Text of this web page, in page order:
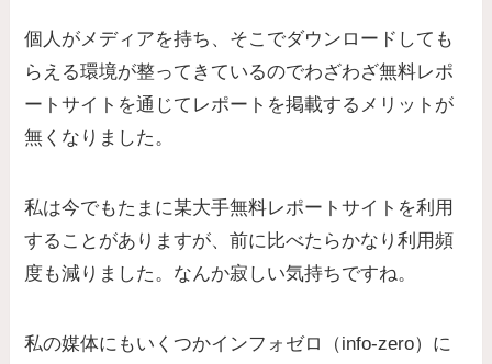
個人がメディアを持ち、そこでダウンロードしても
らえる環境が整ってきているのでわざわざ無料レポ
ートサイトを通じてレポートを掲載するメリットが
無くなりました。
私は今でもたまに某大手無料レポートサイトを利用
することがありますが、前に比べたらかなり利用頻
度も減りました。なんか寂しい気持ちですね。
私の媒体にもいくつかインフォゼロ（info-zero）に